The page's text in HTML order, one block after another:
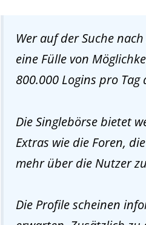
Wer auf der Suche
eine Fülle von
800.000 Logins pro
Die Singlebörse bietet
Extras wie die Foren,
mehr über die Nutzer
Die Profile scheinen